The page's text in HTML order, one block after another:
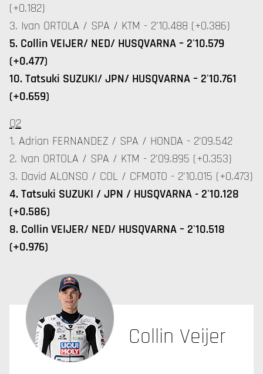
(+0.182)
3. Ivan ORTOLA / SPA / KTM - 2'10.488 (+0.386)
5. Collin VEIJER/ NED/ HUSQVARNA – 2'10.579
(+0.477)
10. Tatsuki SUZUKI/ JPN/ HUSQVARNA – 2'10.761
(+0.659)
Q2
1. Adrian FERNANDEZ / SPA / HONDA - 2'09.542
2. Ivan ORTOLA / SPA / KTM - 2'09.895 (+0.353)
3. David ALONSO / COL / CFMOTO - 2'10.015 (+0.473)
4. Tatsuki SUZUKI / JPN / HUSQVARNA - 2'10.128
(+0.586)
8. Collin VEIJER/ NED/ HUSQVARNA – 2'10.518
(+0.976)
Collin Veijer